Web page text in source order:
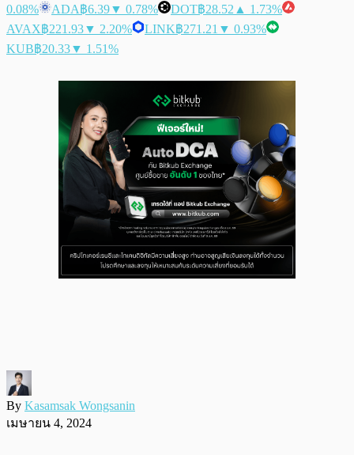
0.08%
ADA฿6.39▼ 0.78% DOT฿28.52 ▲ 1.73%
AVAX฿221.93▼ 2.20% LINK฿271.21 ▼ 0.93%
KUB฿20.33▼ 1.51%
By Kasamsak Wongsanin
เมษายน 4, 2024